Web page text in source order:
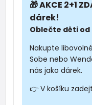
🎁 AKCE 2+1
dárek!
Oblečte děti od
Nakupte
Sobe nebo
nás jako dárek.
👉 V košíku